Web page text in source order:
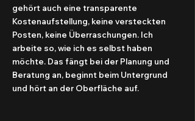
gehört auch eine transparente
Kostenaufstellung, keine versteckten
Posten, keine Überraschungen. Ich
arbeite so, wie ich es selbst haben
möchte. Das fängt bei der Planung und
Beratung an, beginnt beim Untergrund
und hört an der Oberfläche auf.